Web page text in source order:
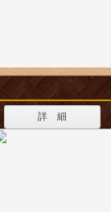
詳 細